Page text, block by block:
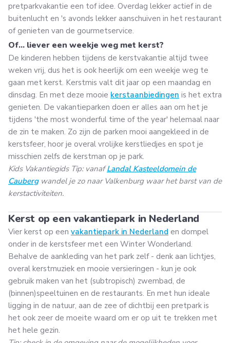
pretparkvakantie een tof idee. Overdag lekker actief in de
buitenlucht en 's avonds lekker aanschuiven in het restaurant
of genieten van de gourmetservice.
Of... liever een weekje weg met kerst?
De kinderen hebben tijdens de kerstvakantie altijd twee
weken vrij, dus het is ook heerlijk om een weekje weg te
gaan met kerst. Kerstmis valt dit jaar op een maandag en
dinsdag. En met deze mooie kerstaanbiedingen is het extra
genieten. De vakantieparken doen er alles aan om het je
tijdens 'the most wonderful time of the year' helemaal naar
de zin te maken. Zo zijn de parken mooi aangekleed in de
kerstsfeer, hoor je overal vrolijke kerstliedjes en spot je
misschien zelfs de kerstman op je park.
Kids Vakantiegids Tip: vanafLandal Kasteeldomein de
Caubergwandel je zo naar Valkenburg waar het barst van de
kerstactiviteiten.
Kerst op een vakantiepark in Nederland
Vier kerst op een vakantiepark in Nederland en dompel
onder in de kerstsfeer met een Winter Wonderland.
Behalve de aankleding van het park zelf - denk aan lichtjes,
overal kerstmuziek en mooie versieringen - kun je ook
gebruik maken van het (subtropisch) zwembad, de
(binnen)speeltuinen en de restaurants. En met hun ideale
ligging in de natuur, aan de zee of dichtbij een pretpark is
het ook zeer de moeite waard om er op uit te trekken met
het hele gezin.